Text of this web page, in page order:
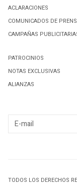
ACLARACIONES
COMUNICADOS DE
CAMPAÑAS
PATROCINIOS
NOTAS EXCLUSIVAS
ALIANZAS
TODOS LOS DERECHOS